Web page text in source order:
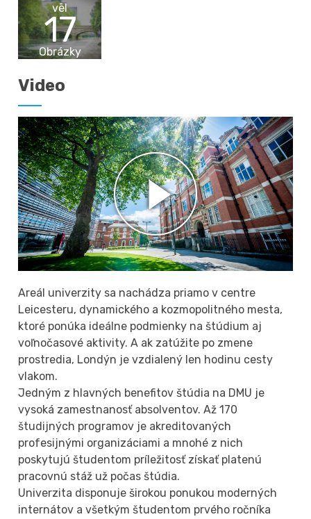
vēl
17
Obrázky
Video
Areál univerzity sa nachádza priamo v centre
Leicesteru, dynamického a kozmopolitného mesta,
ktoré ponúka ideálne podmienky na štúdium aj
voľnočasové aktivity. A ak zatúžite po zmene
prostredia, Londýn je vzdialený len hodinu cesty
vlakom.
Jedným z hlavných benefitov štúdia na DMU je
vysoká zamestnanosť absolventov. Až 170
študijných programov je akreditovaných
profesijnými organizáciami a mnohé z nich
poskytujú študentom príležitosť získať platenú
pracovnú stáž už počas štúdia.
Univerzita disponuje širokou ponukou moderných
internátov a všetkým študentom prvého ročníka